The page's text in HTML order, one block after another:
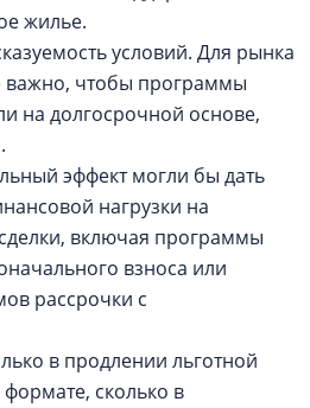
жилье.
условий. Для рынка
важно, чтобы программы
на долгосрочной основе,
эффект могли бы дать
нагрузки на
включая программы
взноса или
рассрочки с
в продлении льготной
сколько в